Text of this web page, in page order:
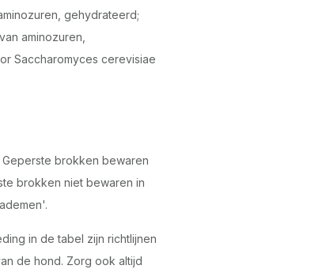
gehydrateerd;
aminozuren,
Saccharomyces cerevisiae
brokken bewaren
brokken niet bewaren in
in de tabel zijn richtlijnen
de hond. Zorg ook altijd